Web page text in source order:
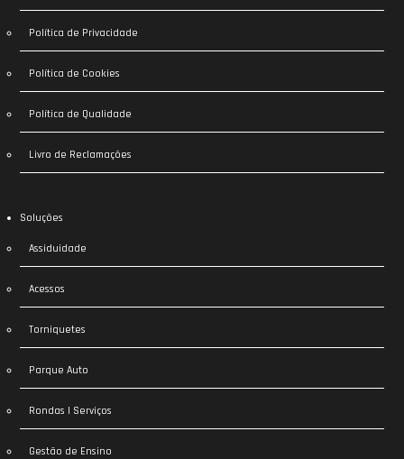
Política de Privacidade
Política de Cookies
Política de Qualidade
Livro de Reclamações
Soluções
Assiduidade
Acessos
Torniquetes
Parque Auto
Rondas | Serviços
Gestão de Ensino